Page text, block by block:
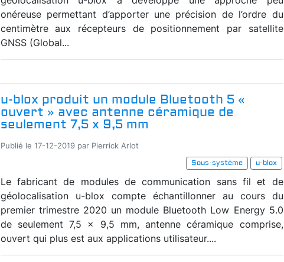
onéreuse permettant d’apporter une précision de l’ordre du
centimètre aux récepteurs de positionnement par satellite
GNSS (Global...
u-blox produit un module Bluetooth 5 «
ouvert » avec antenne céramique de
seulement 7,5 x 9,5 mm
Publié le 17-12-2019 par Pierrick Arlot
Sous-système
u-blox
Le fabricant de modules de communication sans fil et de
géolocalisation u-blox compte échantillonner au cours du
premier trimestre 2020 un module Bluetooth Low Energy 5.0
de seulement 7,5 x 9,5 mm, antenne céramique comprise,
ouvert qui plus est aux applications utilisateur....